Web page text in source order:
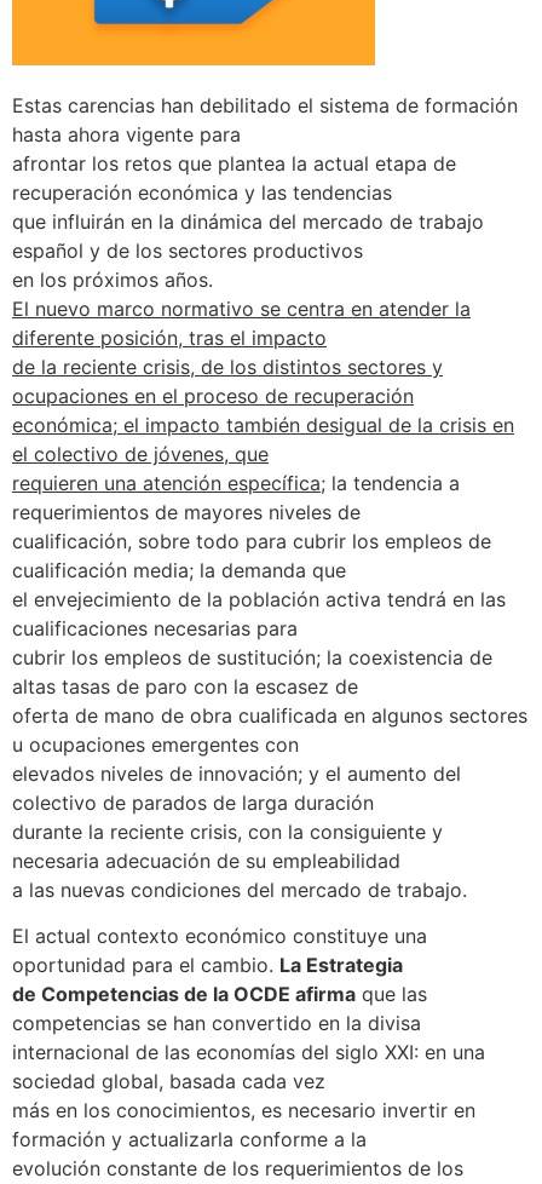
Estas carencias han debilitado el sistema de formación
hasta ahora vigente para
afrontar los retos que plantea la actual etapa de
recuperación económica y las tendencias
que influirán en la dinámica del mercado de trabajo
español y de los sectores productivos
en los próximos años.
El nuevo marco normativo se centra en atender la
diferente posición, tras el impacto
de la reciente crisis, de los distintos sectores y
ocupaciones en el proceso de recuperación
económica; el impacto también desigual de la crisis en
el colectivo de jóvenes, que
requieren una atención específica; la tendencia a
requerimientos de mayores niveles de
cualificación, sobre todo para cubrir los empleos de
cualificación media; la demanda que
el envejecimiento de la población activa tendrá en las
cualificaciones necesarias para
cubrir los empleos de sustitución; la coexistencia de
altas tasas de paro con la escasez de
oferta de mano de obra cualificada en algunos sectores
u ocupaciones emergentes con
elevados niveles de innovación; y el aumento del
colectivo de parados de larga duración
durante la reciente crisis, con la consiguiente y
necesaria adecuación de su empleabilidad
a las nuevas condiciones del mercado de trabajo.
El actual contexto económico constituye una
oportunidad para el cambio. La Estrategia
de Competencias de la OCDE afirma que las
competencias se han convertido en la divisa
internacional de las economías del siglo XXI: en una
sociedad global, basada cada vez
más en los conocimientos, es necesario invertir en
formación y actualizarla conforme a la
evolución constante de los requerimientos de los